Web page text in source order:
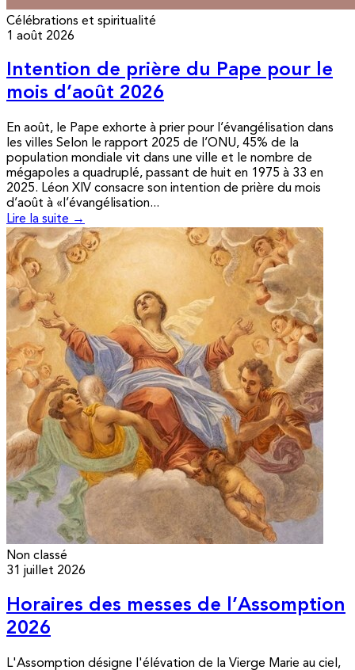
Célébrations et spiritualité
1 août 2026
Intention de prière du Pape pour le
mois d’août 2026
En août, le Pape exhorte à prier pour l’évangélisation dans
les villes Selon le rapport 2025 de l’ONU, 45% de la
population mondiale vit dans une ville et le nombre de
mégapoles a quadruplé, passant de huit en 1975 à 33 en
2025. Léon XIV consacre son intention de prière du mois
d’août à «l’évangélisation...
Lire la suite →
Non classé
31 juillet 2026
Horaires des messes de l’Assomption
2026
L'Assomption désigne l'élévation de la Vierge Marie au ciel,